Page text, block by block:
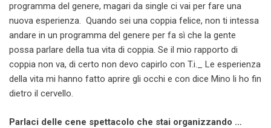
programma del genere, magari da single ci vai per fare una
nuova esperienza. Quando sei una coppia felice, non ti intessa
andare in un programma del genere per fa sì che la gente
possa parlare della tua vita di coppia. Se il mio rapporto di
coppia non va, di certo non devo capirlo con T.i._ Le esperienza
della vita mi hanno fatto aprire gli occhi e con dice Mino li ho fin
dietro il cervello.
Parlaci delle cene spettacolo che stai organizzando …